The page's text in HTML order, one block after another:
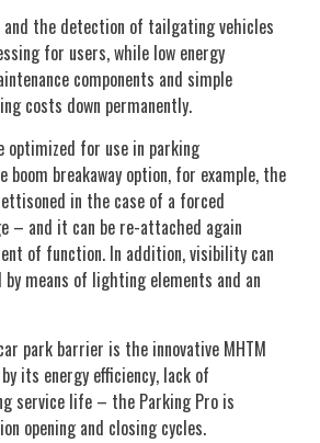
and the detection of tailgating vehicles
for users, while low energy
components and simple
costs down permanently.
optimized for use in parking
boom breakaway option, for example, the
in the case of a forced
– and it can be re-attached again
of function. In addition, visibility can
means of lighting elements and an
park barrier is the innovative MHTM
its energy efficiency, lack of
service life – the Parking Pro is
opening and closing cycles.